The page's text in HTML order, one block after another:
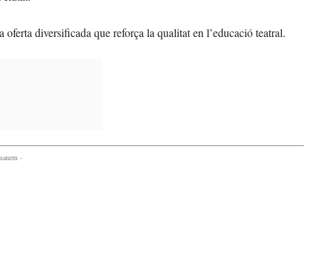
diversificada que reforça la qualitat en l’educació teatral.
-